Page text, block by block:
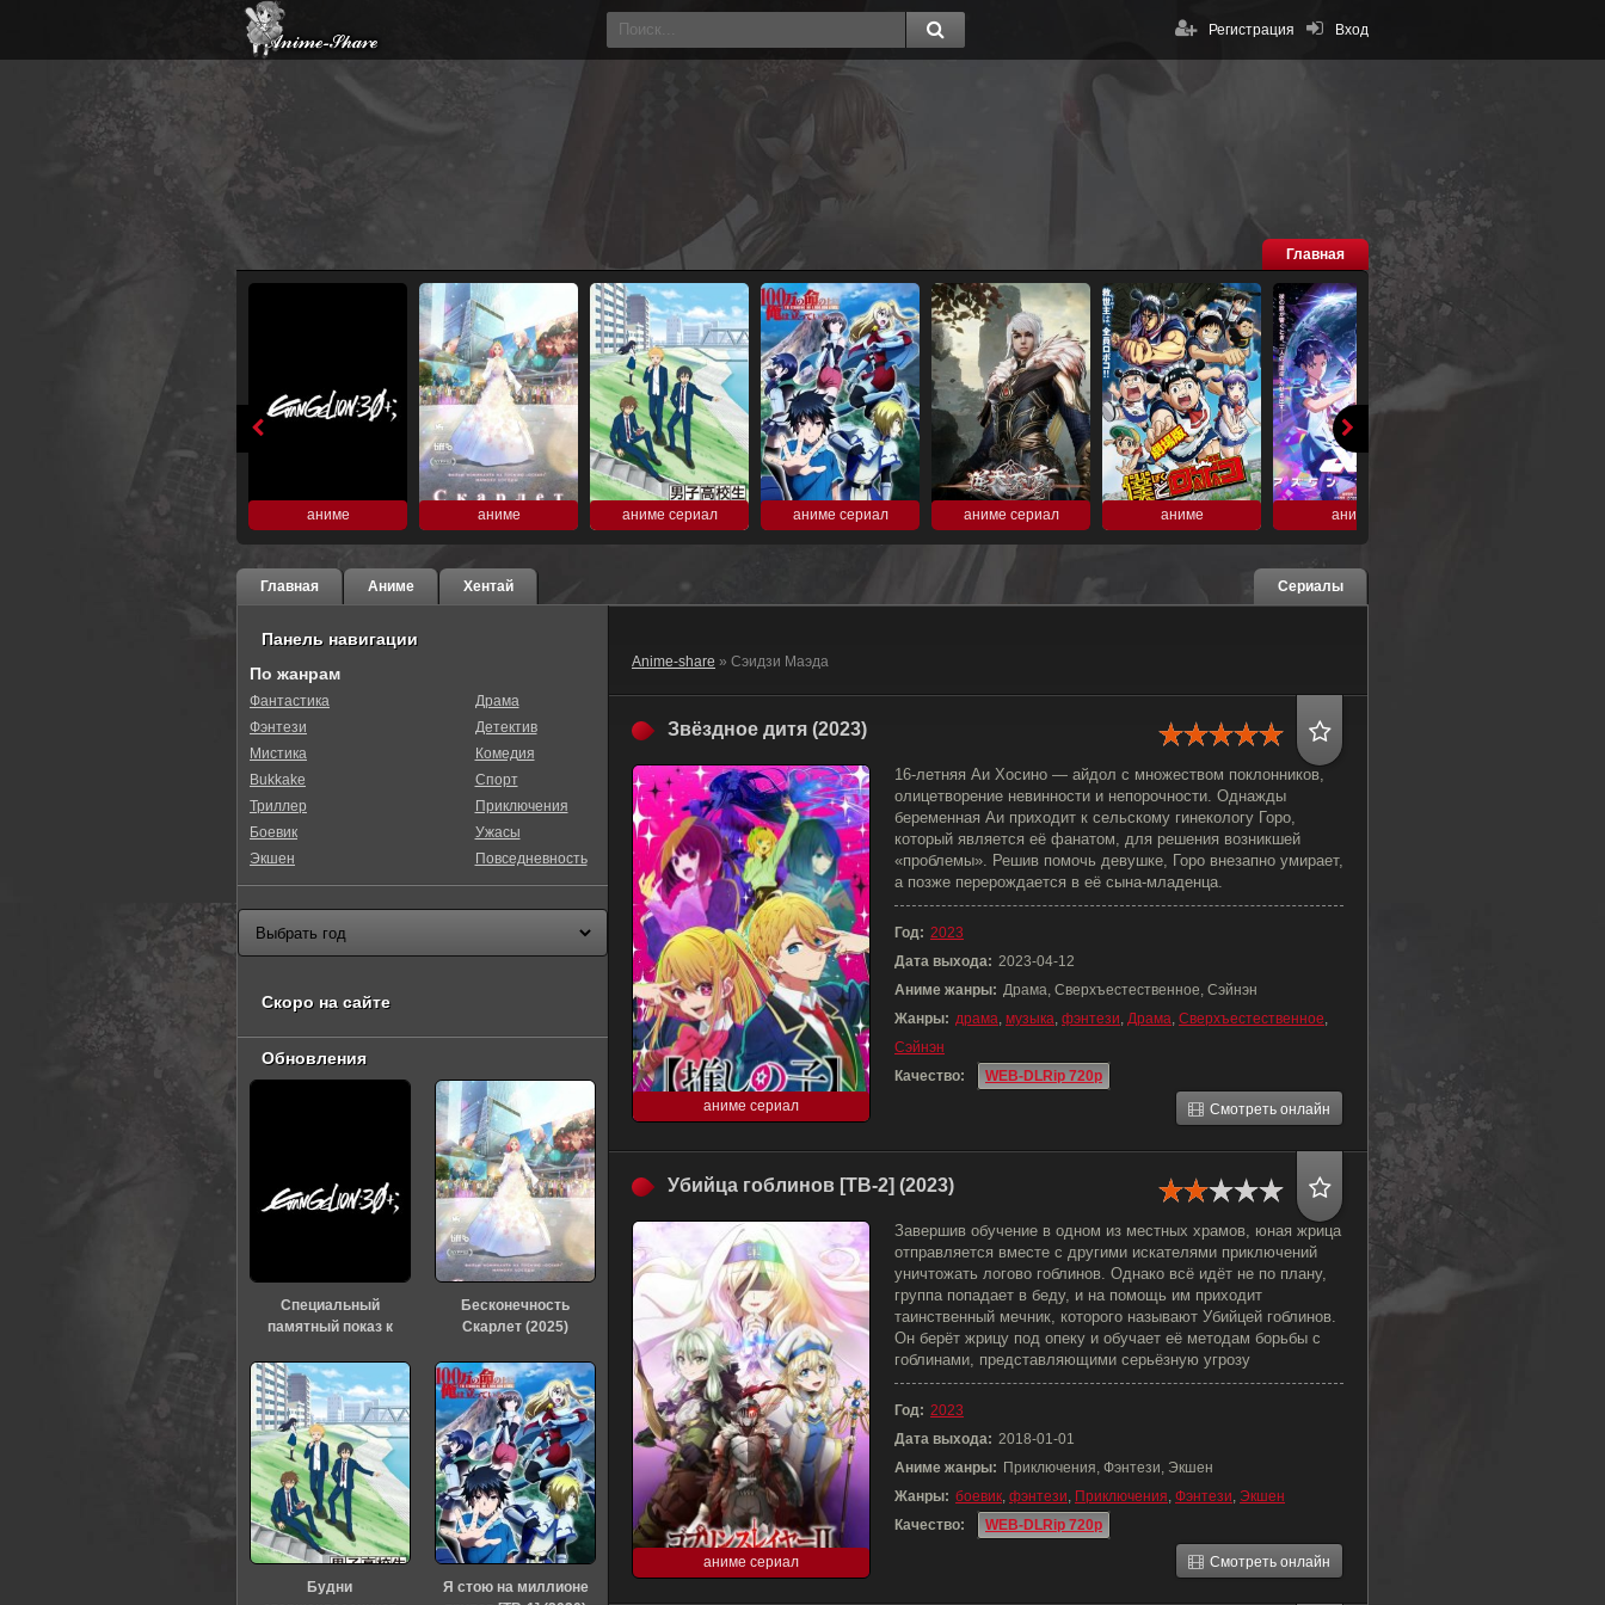
Вход
Регистрация
Главная
аниме аниме аниме сериал аниме сериал аниме сериал аниме аниме
Главная Аниме Хентай Сериалы
Anime-share » Сэидзи Маэда
Звёздное дитя (2023)
аниме сериал
16-летняя Аи Хосино — айдол с множеством поклонников,
олицетворение невинности и непорочности. Однажды
беременная Аи приходит к сельскому гинекологу Горо,
который является её фанатом, для решения возникшей
«проблемы». Решив помочь девушке, Горо внезапно умирает,
а позже перерождается в её сына-младенца.
Год: 2023
Дата выхода: 2023-04-12
Аниме жанры: Драма, Сверхъестественное, Сэйнэн
Жанры: драма, музыка, фэнтези, Драма, Сверхъестественное,
Сэйнэн
Качество:
WEB-DLRip 720p
Смотреть онлайн
Убийца гоблинов [ТВ-2] (2023)
аниме сериал
Завершив обучение в одном из местных храмов, юная жрица
отправляется вместе с другими искателями приключений
уничтожать логово гоблинов. Однако всё идёт не по плану,
группа попадает в беду, и на помощь им приходит
таинственный мечник, которого называют Убийцей гоблинов.
Он берёт жрицу под опеку и обучает её методам борьбы с
гоблинами, представляющими серьёзную угрозу
Год: 2023
Дата выхода: 2018-01-01
Аниме жанры: Приключения, Фэнтези, Экшен
Жанры: боевик, фэнтези, Приключения, Фэнтези, Экшен
Качество:
WEB-DLRip 720p
Смотреть онлайн
Панель навигации
По жанрам
Фантастика
Фэнтези
Мистика
Bukkake
Триллер
Боевик
Экшен
Драма
Детектив
Комедия
Спорт
Приключения
Ужасы
Повседневность
Скоро на сайте
Обновления
Специальный
памятный показ к
«Евангелиона» (2026)
Бесконечность
Скарлет (2025)
Будни
Я стою на миллионе